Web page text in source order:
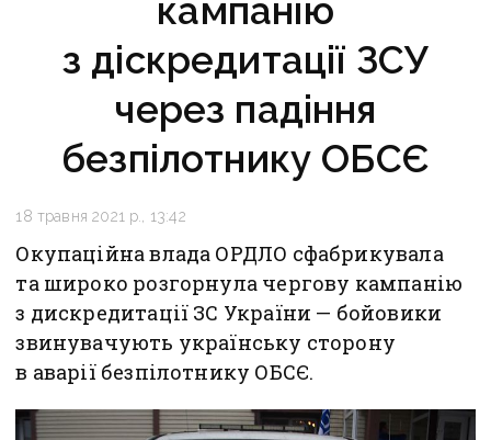
кампанію
з діскредитації ЗСУ
через падіння
безпілотнику ОБСЄ
18 травня 2021 р., 13:42
Окупаційна влада ОРДЛО сфабрикувала
та широко розгорнула чергову кампанію
з дискредитації ЗС України — бойовики
звинувачують українську сторону
в аварії безпілотнику ОБСЄ.